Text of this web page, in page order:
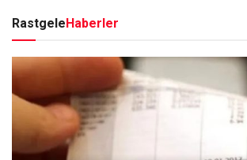
RastgeleHaberler